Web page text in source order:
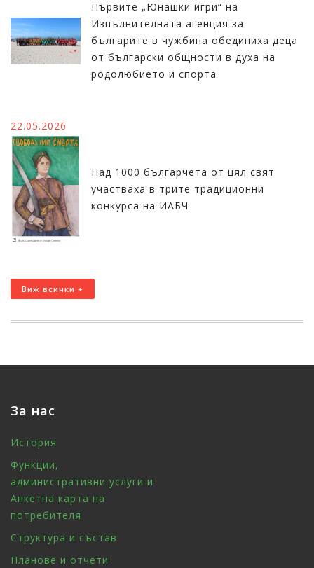
Първите „Юнашки игри“ на
Изпълнителната агенция за
българите в чужбина обединиха деца
от български общности в духа на
родолюбието и спорта
22.05.2026
Над 1000 българчета от цял свят
участваха в трите традиционни
конкурса на ИАБЧ
Виж всички +
За нас
История
Функции,
административни услуги и
Анкетна карта на
потребителя
Структура и състав
Планове и отчети